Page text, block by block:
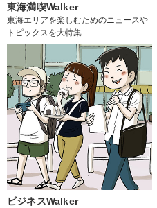
東海満喫Walker
東海エリアを楽しむためのニュースや
トピックスを大特集
ビジネスWalker